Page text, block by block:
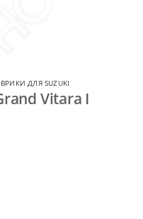
ДЛЯ SUZUKI
Vitara I